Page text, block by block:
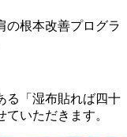
の根本改善プログラ
る「湿布貼れば四十
いただきます。